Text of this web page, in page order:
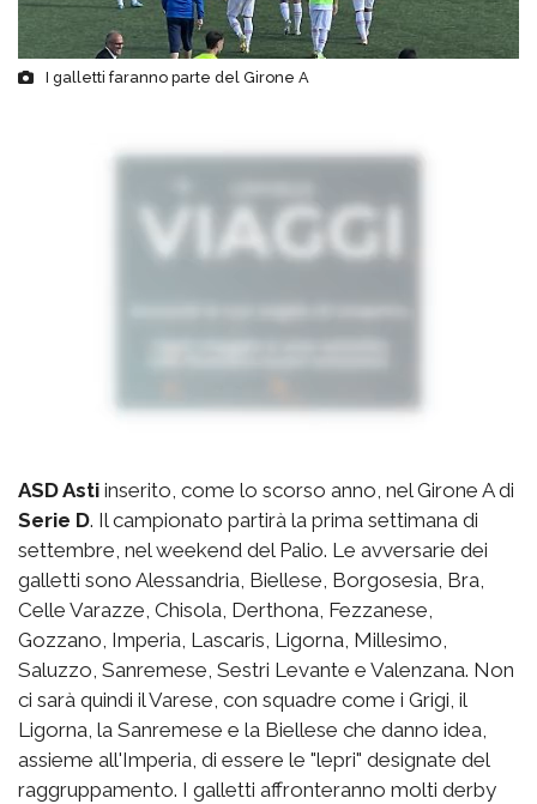
I galletti faranno parte del Girone A
ASD Asti inserito, come lo scorso anno, nel Girone A di
Serie D. Il campionato partirà la prima settimana di
settembre, nel weekend del Palio. Le avversarie dei
galletti sono Alessandria, Biellese, Borgosesia, Bra,
Celle Varazze, Chisola, Derthona, Fezzanese,
Gozzano, Imperia, Lascaris, Ligorna, Millesimo,
Saluzzo, Sanremese, Sestri Levante e Valenzana. Non
ci sarà quindi il Varese, con squadre come i Grigi, il
Ligorna, la Sanremese e la Biellese che danno idea,
assieme all'Imperia, di essere le "lepri" designate del
raggruppamento. I galletti affronteranno molti derby